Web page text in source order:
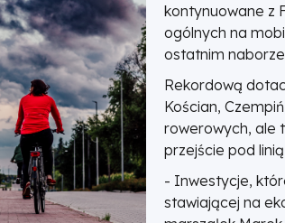
kontynuowane z
ogólnych na
ostatnim
Rekordową
Kościan,
rowerowych, ale
przejście pod
- Inwestycje,
stawiającej na